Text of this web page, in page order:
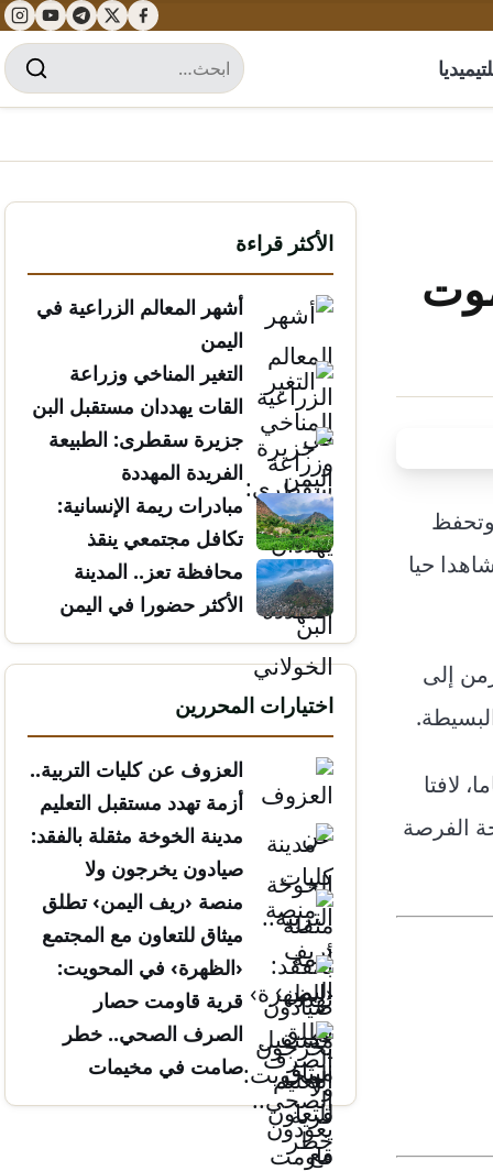
وتحفظ
حيا
إلى
إن فكرة جمع المقتنيات بدأت كهواية وحب شخصي للتراث، قبل نحو 30 عاما، لافتا
الفرصة
الأكثر قراءة
أشهر المعالم الزراعية في
اليمن
التغير المناخي وزراعة
القات يهددان مستقبل البن
الخولاني
جزيرة سقطرى: الطبيعة
الفريدة المهددة
مبادرات ريمة الإنسانية:
تكافل مجتمعي ينقذ
الأرواح
محافظة تعز.. المدينة
الأكثر حضورا في اليمن
اختيارات المحررين
العزوف عن كليات التربية..
أزمة تهدد مستقبل التعليم
مدينة الخوخة مثقلة بالفقد:
صيادون يخرجون ولا
يعودون
منصة ‹ريف اليمن› تطلق
ميثاق للتعاون مع المجتمع
المدني
‹الظهرة› في المحويت:
قرية قاومت حصار
التضاريس
الصرف الصحي.. خطر
صامت في مخيمات
النازحين